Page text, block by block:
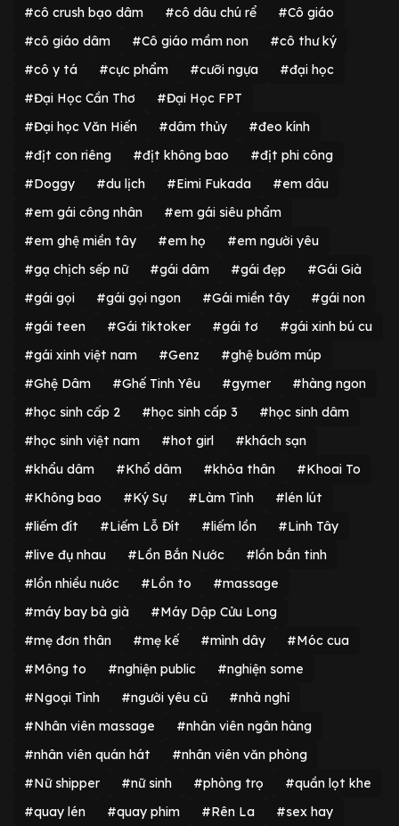
#cô crush bạo dâm
#cô dâu chú rể
#Cô giáo
#cô giáo dâm
#Cô giáo mầm non
#cô thư ký
#cô y tá
#cực phẩm #cưỡi ngựa
#đại học
#Đại Học Cần Thơ
#Đại Học FPT
#Đại học Văn Hiến
#dâm thủy
#đeo kính
#địt con riêng
#địt không bao
#địt phi công
#Doggy
#du lịch #Eimi Fukada
#em dâu
#em gái công nhân
#em gái siêu phẩm
#em ghệ miền tây
#em họ
#em người yêu
#gạ chịch sếp nữ
#gái dâm #gái đẹp
#Gái Già
#gái gọi
#gái gọi ngon #Gái miền tây
#gái non
#gái teen
#Gái tiktoker #gái tơ
#gái xinh bú cu
#gái xinh việt nam
#Genz
#ghệ bướm múp
#Ghệ Dâm
#Ghế Tinh Yêu #gymer
#hàng ngon
#học sinh cấp 2
#học sinh cấp 3
#học sinh dâm
#học sinh việt nam
#hot girl
#khách sạn
#khẩu dâm
#Khổ dâm #khỏa thân
#Khoai To
#Không bao
#Ký Sự #Làm Tình
#lén lút
#liếm đít
#Liếm Lỗ Đít #liếm lồn
#Linh Tây
#live đụ nhau
#Lồn Bắn Nước
#lồn bắn tinh
#lồn nhiều nước
#Lồn to
#massage
#máy bay bà già
#Máy Dập Cửu Long
#mẹ đơn thân
#mẹ kế #mình dây
#Móc cua
#Mông to
#nghiện public
#nghiện some
#Ngoại Tình
#người yêu cũ
#nhà nghỉ
#Nhân viên massage
#nhân viên ngân hàng
#nhân viên quán hát
#nhân viên văn phòng
#Nữ shipper
#nữ sinh #phòng trọ
#quần lọt khe
#quay lén
#quay phim #Rên La #sex hay